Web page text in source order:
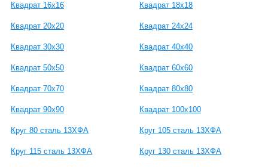
Квадрат 16x16 Квадрат 18x18
Квадрат 20x20 Квадрат 24x24
Квадрат 30x30 Квадрат 40x40
Квадрат 50x50 Квадрат 60x60
Квадрат 70x70 Квадрат 80x80
Квадрат 90x90 Квадрат 100x100
Круг 80 сталь 13ХФА Круг 105 сталь 13ХФА
Круг 115 сталь 13ХФА Круг 130 сталь 13ХФА